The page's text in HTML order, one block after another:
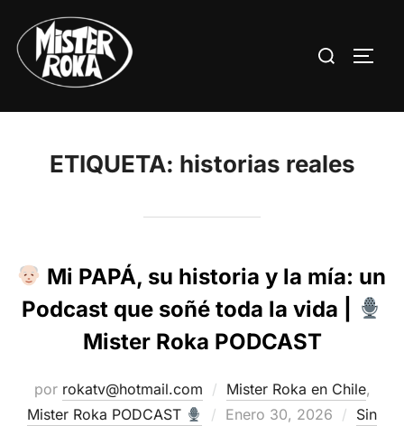
contenido
Buscar:
ETIQUETA: historias reales
Mi PAPÁ, su historia y la mía: un
Podcast que soñé toda la vida |
Mister Roka PODCAST
por rokatv@hotmail.com Mister Roka en Chile,
Mister Roka PODCAST
Publicado
Enero 30, 2026
Sin